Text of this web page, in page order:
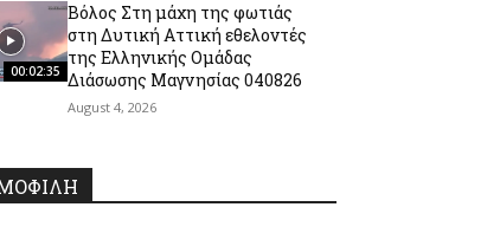
00:02:35
Βόλος Στη μάχη της φωτιάς
στη Δυτική Αττική εθελοντές
της Ελληνικής Ομάδας
Διάσωσης Μαγνησίας 040826
August 4, 2026